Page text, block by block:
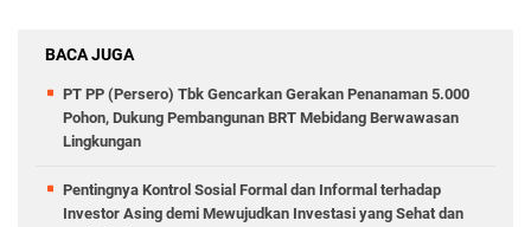
BACA JUGA
PT PP (Persero) Tbk Gencarkan Gerakan Penanaman 5.000
Pohon, Dukung Pembangunan BRT Mebidang Berwawasan
Lingkungan
Pentingnya Kontrol Sosial Formal dan Informal terhadap
Investor Asing demi Mewujudkan Investasi yang Sehat dan